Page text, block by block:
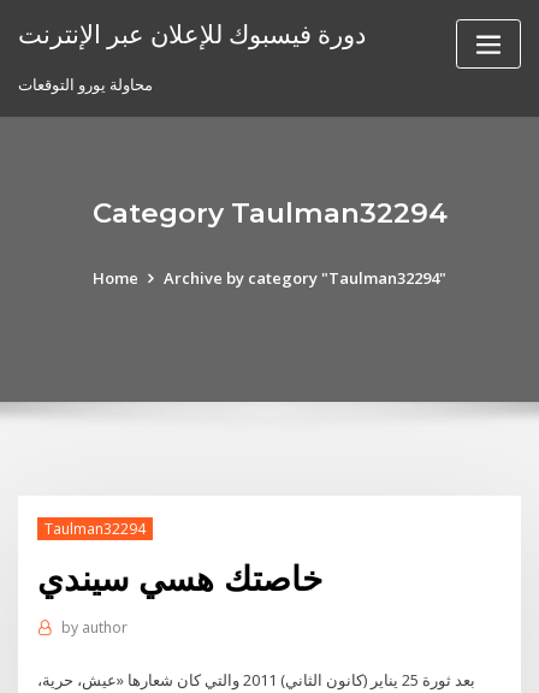
دورة فيسبوك للإعلان عبر الإنترنت
محاولة يورو التوقعات
Category Taulman32294
Home Archive by category "Taulman32294"
Taulman32294
خاصتك هسي سيندي
by author
بعد ثورة 25 يناير (كانون الثاني) 2011 والتي كان شعارها «عيش، حرية،